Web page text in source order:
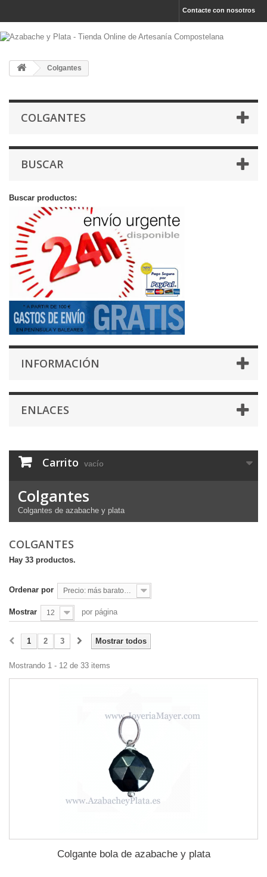
Contacte con nosotros
Colgantes
COLGANTES
BUSCAR
Buscar productos:
INFORMACIÓN
ENLACES
Carrito vacío
Colgantes
Colgantes de azabache y plata
COLGANTES
Hay 33 productos.
Ordenar por Precio: más baratos primero
Mostrar 12 por página
Mostrar todos
1 2 3
Mostrando 1 - 12 de 33 items
Colgante bola de azabache y plata